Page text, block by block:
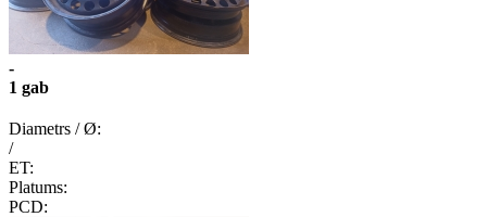
-
1 gab
Diametrs / Ø:
/
ET:
Platums:
PCD: